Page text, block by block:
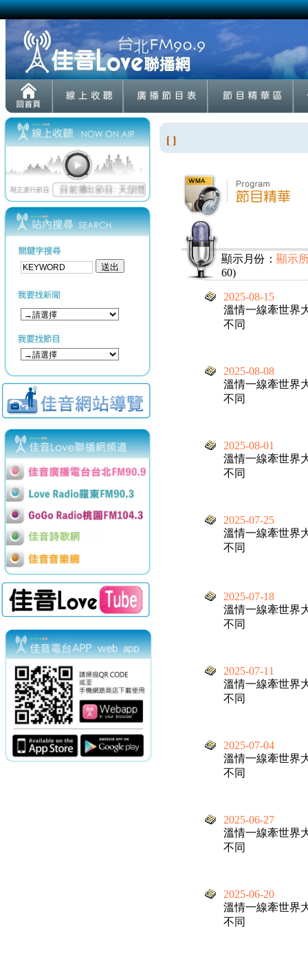
[ ]
顯示月份： 顯示
60)
2025-08-15
溫情一線牽世界
不同
2025-08-08
溫情一線牽世界
不同
2025-08-01
溫情一線牽世界
不同
2025-07-25
溫情一線牽世界
不同
2025-07-18
溫情一線牽世界
不同
2025-07-11
溫情一線牽世界
不同
2025-07-04
溫情一線牽世界
不同
2025-06-27
溫情一線牽世界
不同
2025-06-20
溫情一線牽世界
不同